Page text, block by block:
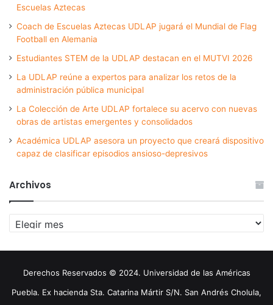
Escuelas Aztecas
Coach de Escuelas Aztecas UDLAP jugará el Mundial de Flag
Football en Alemania
Estudiantes STEM de la UDLAP destacan en el MUTVI 2026
La UDLAP reúne a expertos para analizar los retos de la
administración pública municipal
La Colección de Arte UDLAP fortalece su acervo con nuevas
obras de artistas emergentes y consolidados
Académica UDLAP asesora un proyecto que creará dispositivo
capaz de clasificar episodios ansioso-depresivos
Archivos
Archivos
Derechos Reservados © 2024. Universidad de las Américas
Puebla. Ex hacienda Sta. Catarina Mártir S/N. San Andrés Cholula,